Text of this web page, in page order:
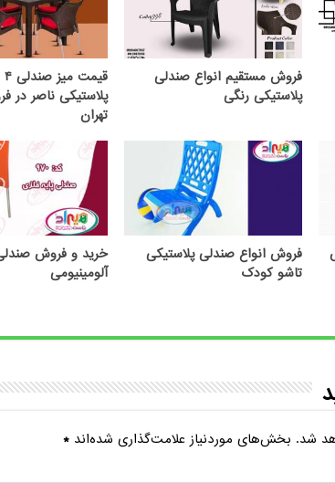
فروش مستقیم انواع صندلی
پلاستیکی رنگی
پلاستیکی ناصر در
تهران
فروش انواع صندلی پلاستیکی
تاشو کودک
خرید و فروش
آلومینیومی
شد. بخش‌های موردنیاز علامت‌گذاری شده‌اند*